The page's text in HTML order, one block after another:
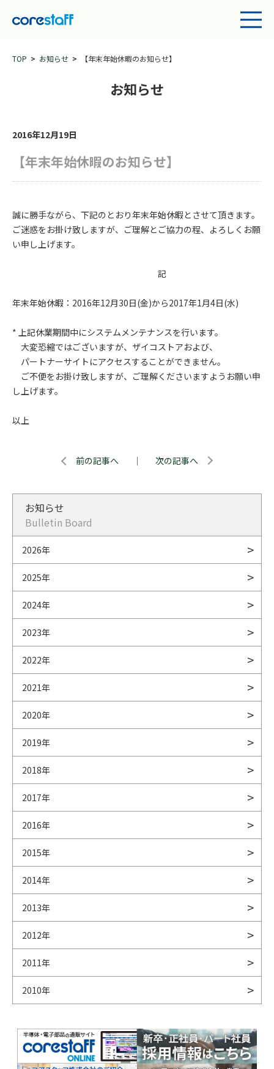
TOP お知らせ 【年末年始休暇のお知らせ】
お知らせ
2016年12月19日
【年末年始休暇のお知らせ】
誠に勝手ながら、下記のとおり年末年始休暇とさせて頂きます。
ご迷惑をお掛け致しますが、ご理解とご協力の程、よろしくお願
い申し上げます。
記
年末年始休暇：2016年12月30日(金)から2017年1月4日(水)
* 上記休業期間中にシステムメンテナンスを行います。
大変恐縮ではございますが、ザイコストアおよび、
パートナーサイトにアクセスすることができません。
ご不便をお掛け致しますが、ご理解くださいますようお願い申
し上げます。
以上
前の記事へ ｜ 次の記事へ
お知らせ
Bulletin Board
2026年
2025年
2024年
2023年
2022年
2021年
2020年
2019年
2018年
2017年
2016年
2015年
2014年
2013年
2012年
2011年
2010年